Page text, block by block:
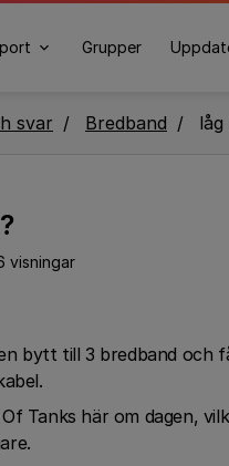
Grupper
svar Bredband låg
visningar
bytt till 3 bredband och
Tanks här om dagen,